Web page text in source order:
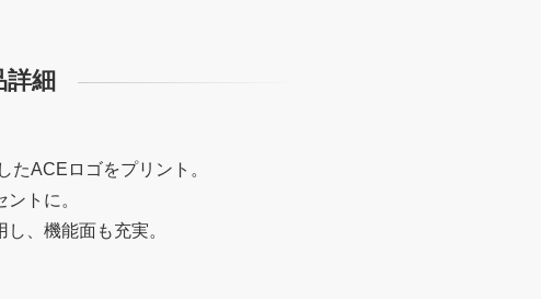
詳細
たACEロゴをプリント。
トに。
、機能面も充実。